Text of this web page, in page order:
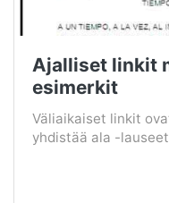
Ajalliset linkit
esimerkit
Väliaikaiset linkit
yhdistää ala -